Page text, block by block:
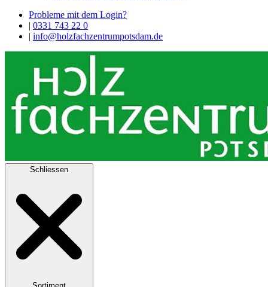
Probleme mit dem Login?
| 0331 743 22 0
| info@holzfachzentrumpotsdam.de
Schliessen